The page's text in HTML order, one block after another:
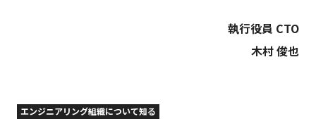
執行役員 CTO
木村 俊也
エンジニアリング組織について知る